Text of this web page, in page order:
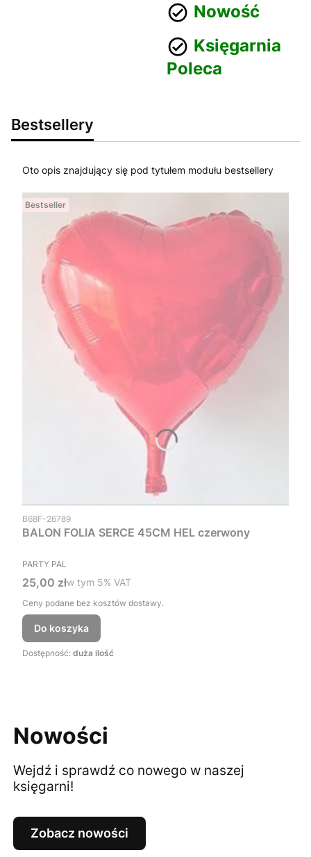
Nowość
Księgarnia
Poleca
Bestsellery
Oto opis znajdujący się pod tytułem modułu bestsellery
Bestseller
Kod produktu
B68F-26789
BALON FOLIA SERCE 45CM HEL czerwony
PRODUCENT
PARTY PAL
Cena brutto
25,00 złw tym %s VAT
w tym 5% VAT
Ceny podane bez kosztów dostawy.
Do koszyka
Dostępność: duża ilość
Nowości
Wejdź i sprawdź co nowego w naszej
księgarni!
Zobacz nowości